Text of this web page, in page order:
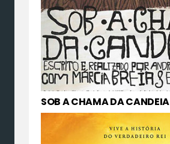
SOB A CHAMA DA CANDEIA